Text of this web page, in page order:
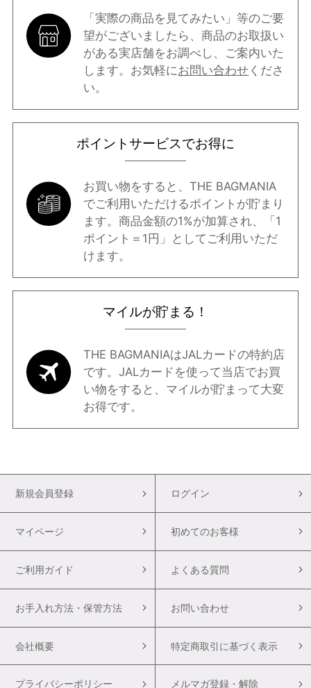
「実際の商品を見てみたい」等のご要
望がございましたら、商品のお取扱い
がある実店舗をお調べし、ご案内いた
します。お気軽にお問い合わせ くださ
い。
ポイントサービスでお得に
お買い物をすると、THE BAGMANIA
でご利用いただけるポイントが貯まり
ます。商品金額の1%が加算され、「1
ポイント＝1円」としてご利用いただ
けます。
マイルが貯まる！
THE BAGMANIAはJALカードの特約店
です。JALカードを使って当店でお買
い物をすると、マイルが貯まって大変
お得です。
新規会員登録 ログイン
マイページ 初めてのお客様
ご利用ガイド よくある質問
お手入れ方法・保管方法 お問い合わせ
会社概要 特定商取引に基づく表示
プライバシーポリシー メルマガ登録・解除